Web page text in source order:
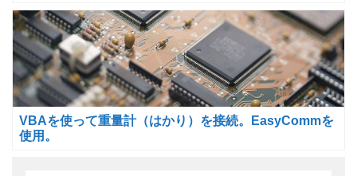
VBAを使って重量計（はかり）を接続。EasyCommを
使用。